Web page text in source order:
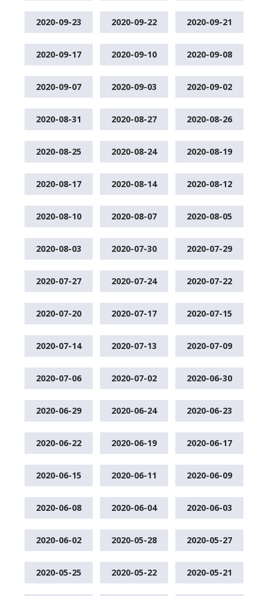
2020-09-23 2020-09-22 2020-09-21
2020-09-17 2020-09-10 2020-09-08
2020-09-07 2020-09-03 2020-09-02
2020-08-31 2020-08-27 2020-08-26
2020-08-25 2020-08-24 2020-08-19
2020-08-17 2020-08-14 2020-08-12
2020-08-10 2020-08-07 2020-08-05
2020-08-03 2020-07-30 2020-07-29
2020-07-27 2020-07-24 2020-07-22
2020-07-20 2020-07-17 2020-07-15
2020-07-14 2020-07-13 2020-07-09
2020-07-06 2020-07-02 2020-06-30
2020-06-29 2020-06-24 2020-06-23
2020-06-22 2020-06-19 2020-06-17
2020-06-15 2020-06-11 2020-06-09
2020-06-08 2020-06-04 2020-06-03
2020-06-02 2020-05-28 2020-05-27
2020-05-25 2020-05-22 2020-05-21